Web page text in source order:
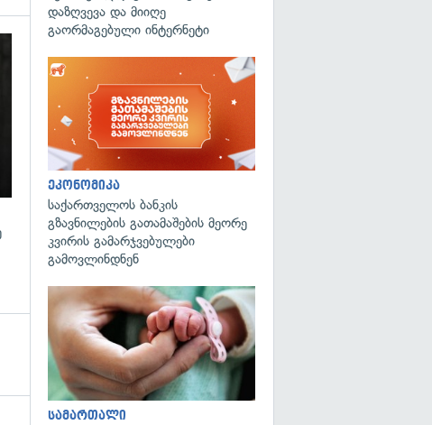
დაზღვევა და მიიღე
გაორმაგებული ინტერნეტი
ეკონომიკა
საქართველოს ბანკის
გზავნილების გათამაშების მეორე
კვირის გამარჯვებულები
გამოვლინდნენ
სამართალი